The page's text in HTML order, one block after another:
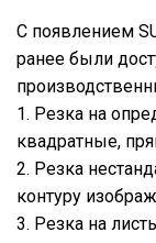
С появлением
ранее были
1. Резка на
квадратные,
2. Резка
контуру
3. Резка на